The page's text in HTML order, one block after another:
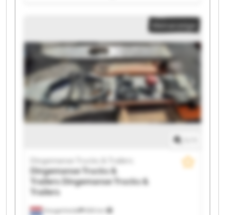
Trailers Dingemanse Trucks & Trailers Dingemanse
Trucks & Trailers Dingemanse Trucks & Trailers
Dingemanse Trucks & Trailers Dingemanse Trucks &
Trailers Dingemanse Trucks & Trailers Dingemanse
Trucks & Trailers Dingemanse Trucks & Trailers
Dingemanse Trucks & Trailers Dingemanse Trucks &
Trailers Dingemanse Trucks & Trailers Dingemanse
Trucks & Trailers Dingemanse Trucks & Trailers
Kleinanzeige
Hoogerheide
Dingemanse Trucks & Trailers
Dingemanse Trucks &
Trailers Dingemanse Trucks &
Trailers